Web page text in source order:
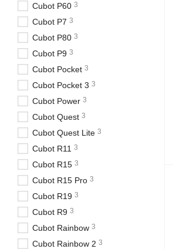
Cubot P60 3
Cubot P7 3
Cubot P80 3
Cubot P9 3
Cubot Pocket 3
Cubot Pocket 3 3
Cubot Power 3
Cubot Quest 3
Cubot Quest Lite 3
Cubot R11 3
Cubot R15 3
Cubot R15 Pro 3
Cubot R19 3
Cubot R9 3
Cubot Rainbow 3
Cubot Rainbow 2 3